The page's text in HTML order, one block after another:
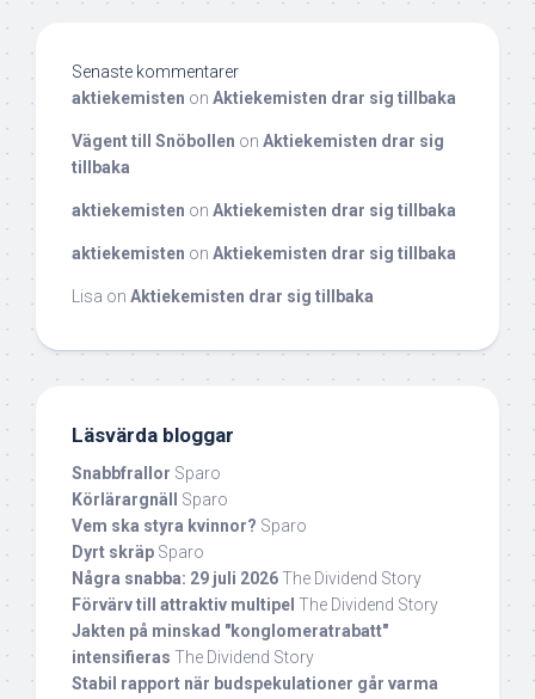
Senaste kommentarer
aktiekemisten on Aktiekemisten drar sig tillbaka
Vägent till Snöbollen on Aktiekemisten drar sig
tillbaka
aktiekemisten on Aktiekemisten drar sig tillbaka
aktiekemisten on Aktiekemisten drar sig tillbaka
Lisa on Aktiekemisten drar sig tillbaka
Läsvärda bloggar
Snabbfrallor Sparo
Körlärargnäll
Sparo
Vem ska styra kvinnor? Sparo
Dyrt skräp Sparo
Några snabba: 29 juli 2026The Dividend Story
Förvärv till attraktiv multipel The Dividend Story
Jakten på minskad "konglomeratrabatt"
intensifieras The Dividend Story
Stabil rapport när budspekulationer går varma